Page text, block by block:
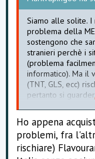
Siamo alle solite.
problema della
sostengono che
stranieri perchè i
(problema
informatico). Ma il
(TNT, GLS, ecc)
pertanto si
Chi ha Twitter può
#SvapoFarsa
Ho appena
problemi, fra
rischiare)